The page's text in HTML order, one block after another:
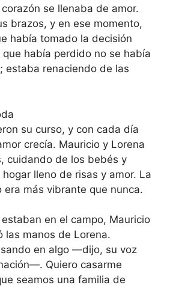
se llenaba de amor.
brazos, y en ese momento,
había tomado la decisión
había perdido no se había
estaba renaciendo de las
su curso, y con cada día
crecía. Mauricio y Lorena
cuidando de los bebés y
lleno de risas y amor. La
era más vibrante que nunca.
en el campo, Mauricio
las manos de Lorena.
en algo —dijo, su voz
Quiero casarme
seamos una familia de